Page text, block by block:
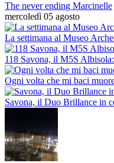
The never ending Marcinelle
mercoledì 05 agosto
La settimana al Museo
118 Savona, il M5S
Ogni volta che mi baci
Savona, il Duo Brillance in